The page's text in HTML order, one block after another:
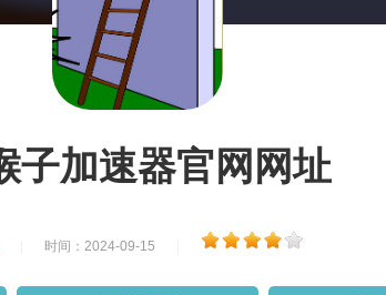
子加速器官网网址
时间：2024-09-15